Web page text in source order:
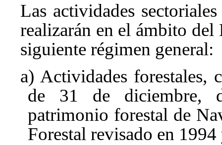
Las actividades
realizarán en el ámbito
siguiente régimen general:
a) Actividades
de 31 de diciembre,
patrimonio forestal de
Forestal revisado en